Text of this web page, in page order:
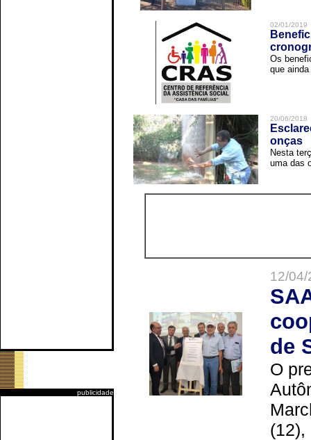
publicidade
02/01/2019
Os
que
20/06/2018
onças
Nesta
uma das
12/
de
O
(12),